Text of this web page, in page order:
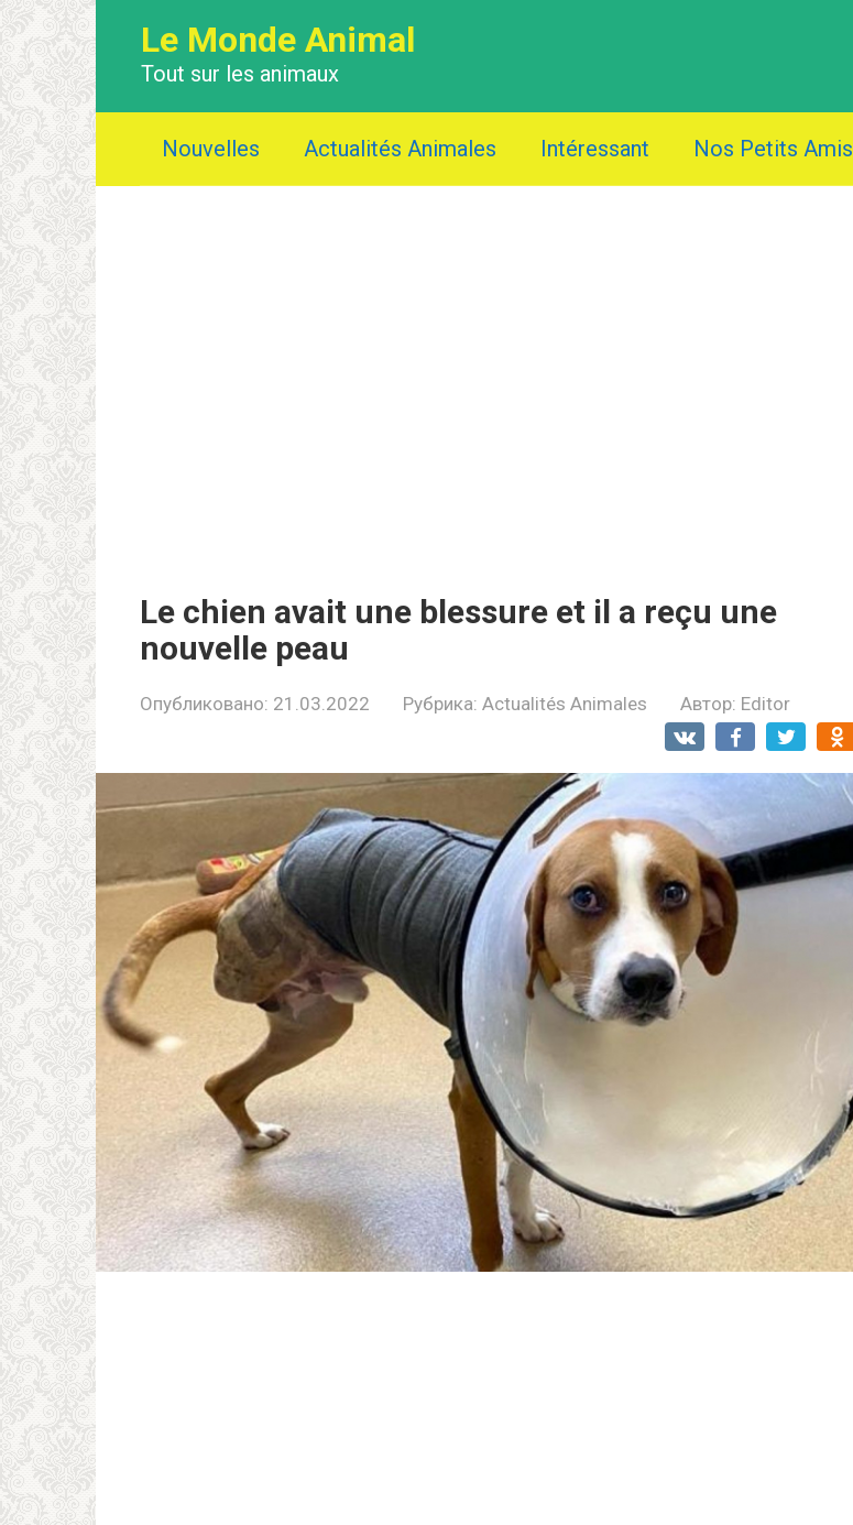
Le Monde Animal
Tout sur les animaux
Nouvelles Actualités Animales Intéressant Nos Petits Amis
Le chien avait une blessure et il a reçu une
nouvelle peau
Опубликовано: 21.03.2022 Рубрика: Actualités Animales Автор: Editor